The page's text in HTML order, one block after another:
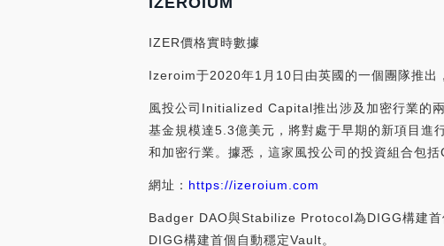
IZER價格實時數據
Izeroim于2020年1月10日由英國的一個團隊推出
風投公司Initialized Capital推出涉及加密行業的
基金規模達5.3億美元，將對處于早期的新項目進
和加密行業。據悉，這家風投公司的投資組合
網址： https://izeroium.com
Badger DAO與Stabilize Protocol為DIGG構建
DIGG構建首個自動穩定Vault。